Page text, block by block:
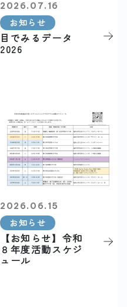
2026.07.16
お知らせ
目でみるデータ
2026
2026.06.15
お知らせ
【お知らせ】令和
８年度活動スケジ
ュール